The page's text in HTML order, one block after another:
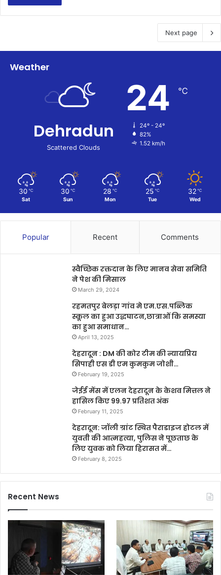
Next page
Weather
Dehradun
Scattered Clouds
24 ℃
24º - 24º
82%
1.52 km/h
30 ℃
Sat
30 ℃
Sun
28 ℃
Mon
25 ℃
Tue
32 ℃
Wed
Popular Recent Comments
स्वैच्छिक रक्तदान के लिए मानव सेवा समिति
ने पेश की मिसाल
March 29, 2024
रहमतपुर बेलड़ा गांव मे एम.एस.पब्लिक
स्कूल का हुआ उद्धघाटन,छात्राओं कि समस्या
का हुआ समाधान…
April 13, 2025
देहरादून : DM की कोर टीम की न्यायप्रिय
सिपाही एस डी एम कुमकुम जोशी…
February 19, 2025
जेईई मेंस में एलन देहरादून के केशव मित्तल ने
हासिल किए 99.97 प्रतिशत अंक
February 11, 2025
देहरादून: जॉली ग्रांट स्थित पैराडाइज होटल में
युवती की आत्महत्या, पुलिस ने पूछताछ के
लिए युवक को लिया हिरासत में…
February 8, 2025
Recent News